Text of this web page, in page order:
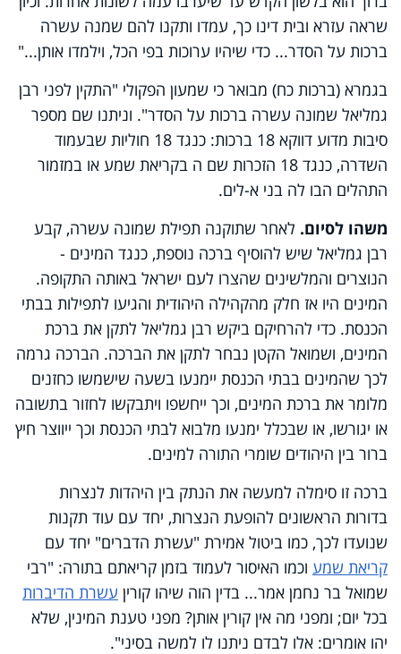
שראה עזרא ובית דינו כך, עמדו ותקנו להם שמנה עשרה
ברכות על הסדר... כדי שיהיו ערוכות בפי הכל, וילמדו אותן..."
בגמרא (ברכות כח) מבואר כי שמעון הפקולי "התקין לפני רבן
גמליאל שמונה עשרה ברכות על הסדר". וניתנו שם מספר
סיבות מדוע דווקא 18 ברכות: כנגד 18 חוליות שבעמוד
השדרה, כנגד 18 הזכרות שם ה בקריאת שמע או במזמור
התהלים הבו לה בני א-לים.
משהו לסיום. לאחר שתוקנה תפילת שמונה עשרה, קבע
רבן גמליאל שיש להוסיף ברכה נוספת, כנגד המינים -
הנוצרים והמלשינים שהצרו לעם ישראל באותה התקופה.
המינים היו אז חלק מהקהילה היהודית והגיעו לתפילות בבתי
הכנסת. כדי להרחיקם ביקש רבן גמליאל לתקן את ברכת
המינים, ושמואל הקטן נבחר לתקן את הברכה. הברכה גרמה
לכך שהמינים בבתי הכנסת יימנעו בשעה שישמשו כחזנים
מלומר את ברכת המינים, וכך ייחשפו ויתבקשו לחזור בתשובה
או יגורשו, או שבכלל ימנעו מלבוא לבתי הכנסת וכך ייווצר חיץ
ברור בין היהודים שומרי התורה למינים.
ברכה זו סימלה למעשה את הנתק בין היהדות לנצרות
בדורות הראשונים להופעת הנצרות, יחד עם עוד תקנות
שנועדו לכך, כמו ביטול אמירת "עשרת הדברים" יחד עם
קריאת שמע וכמו האיסור לעמוד בזמן קריאתם בתורה: "רבי
שמואל בר נחמן אמר... בדין הוה שיהו קורין עשרת הדיברות
בכל יום; ומפני מה אין קורין אותן? מפני טענת המינין, שלא
יהו אומרים: אלו לבדם ניתנו לו למשה בסיני".